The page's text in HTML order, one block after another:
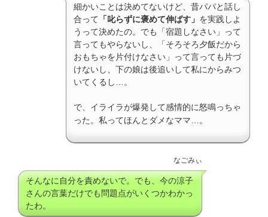
細かいことは決めてないけど、昔パパと話し
合って 「叱らずに褒めて伸ばす」 を実践しよ
うって決めたの。でも「宿題しなさい」って
言ってもやらないし、「そろそろ夕飯だから
おもちゃを片付けなさい」って言っても片づ
けないし、下の娘は後追いして私にからみつ
いてくるし…。
で、イライラが爆発して感情的に怒鳴っちゃ
った。私ってほんとダメなママ…。
なごみぃ
そんなに自分を責めないで。でも、今の涼子
さんの言葉だけでも問題点がいくつかわかっ
たわ。